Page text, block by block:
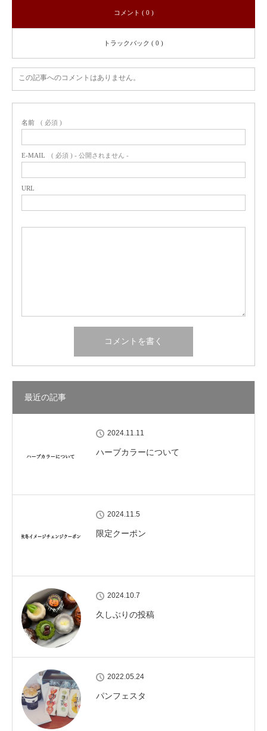
コメント ( 0 )
トラックバック ( 0 )
この記事へのコメントはありません。
名前 ( 必須 )
E-MAIL ( 必須 ) - 公開されません -
URL
最近の記事
2024.11.11
ハーブカラーについて
2024.11.5
限定クーポン
2024.10.7
久しぶりの投稿
2022.05.24
パンフェスタ